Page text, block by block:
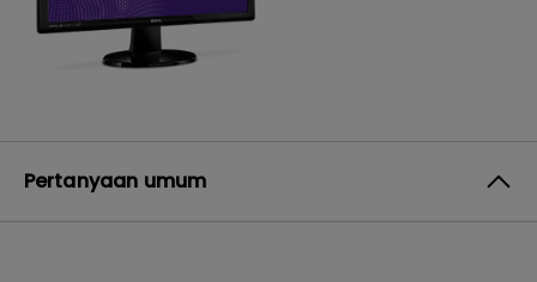
Pertanyaan umum